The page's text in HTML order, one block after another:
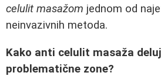
celulit masažom jednom od
neinvazivnih metoda.
Kako anti celulit masaža
problematične zone?